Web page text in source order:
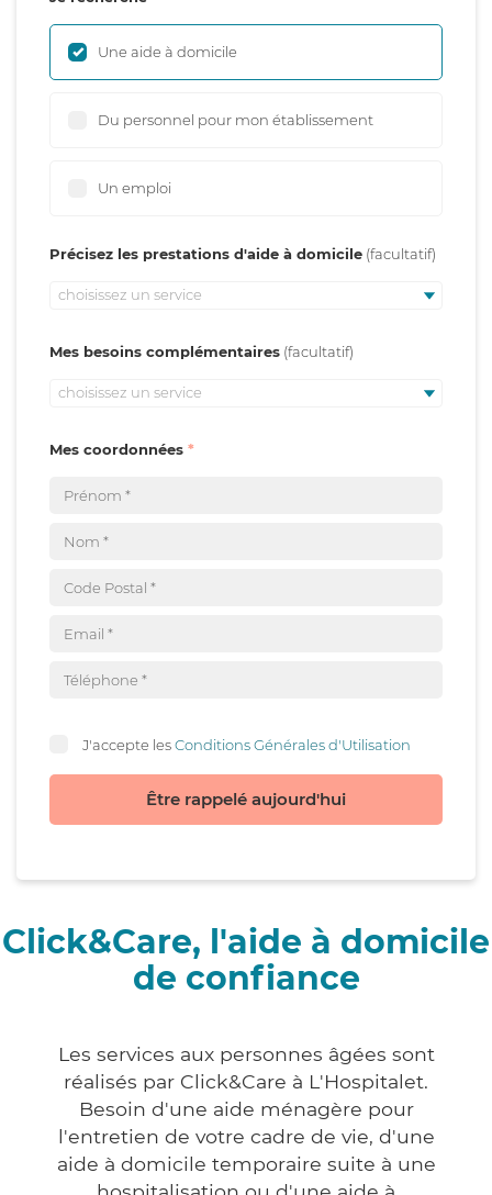
Une aide à domicile
Du personnel pour mon établissement
Un emploi
Précisez les prestations d'aide à domicile
choisissez un service
Mes besoins complémentaires
choisissez un service
Mes coordonnées
J'accepte lesConditions Générales d'Utilisation
Être rappelé aujourd'hui
Click&Care, l'aide à domicile
de confiance
Les services aux personnes âgées sont
réalisés par Click&Care à L'Hospitalet.
Besoin d'une aide ménagère pour
l'entretien de votre cadre de vie, d'une
aide à domicile temporaire suite à une